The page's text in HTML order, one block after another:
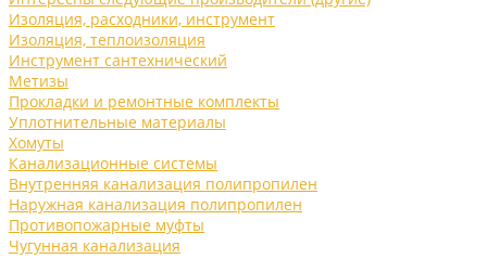
Изоляция, расходники, инструмент
Изоляция, теплоизоляция
Инструмент сантехнический
Метизы
Прокладки и ремонтные комплекты
Уплотнительные материалы
Хомуты
Канализационные системы
Внутренняя канализация полипропилен
Наружная канализация полипропилен
Противопожарные муфты
Чугунная канализация